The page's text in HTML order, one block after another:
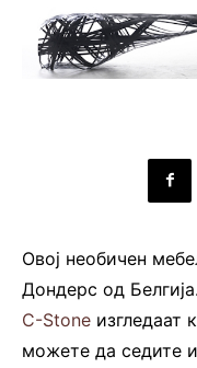
Овој необичен
Дондерс од
C-Stone изгледаат
можете да седите